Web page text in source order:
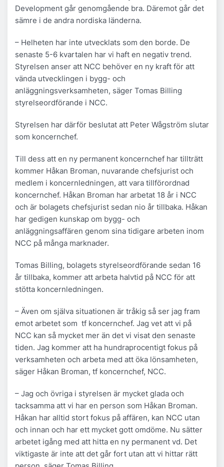
Development går genomgående bra. Däremot går det
sämre i de andra nordiska länderna.
– Helheten har inte utvecklats som den borde. De
senaste 5-6 kvartalen har vi haft en negativ trend.
Styrelsen anser att NCC behöver en ny kraft för att
vända utvecklingen i bygg- och
anläggningsverksamheten, säger Tomas Billing
styrelseordförande i NCC.
Styrelsen har därför beslutat att Peter Wågström slutar
som koncernchef.
Till dess att en ny permanent koncernchef har tillträtt
kommer Håkan Broman, nuvarande chefsjurist och
medlem i koncernledningen, att vara tillförordnad
koncernchef. Håkan Broman har arbetat 18 år i NCC
och är bolagets chefsjurist sedan nio år tillbaka. Håkan
har gedigen kunskap om bygg- och
anläggningsaffären genom sina tidigare arbeten inom
NCC på många marknader.
Tomas Billing, bolagets styrelseordförande sedan 16
år tillbaka, kommer att arbeta halvtid på NCC för att
stötta koncernledningen.
– Även om själva situationen är tråkig så ser jag fram
emot arbetet som tf koncernchef. Jag vet att vi på
NCC kan så mycket mer än det vi visat den senaste
tiden. Jag kommer att ha hundraprocentigt fokus på
verksamheten och arbeta med att öka lönsamheten,
säger Håkan Broman, tf koncernchef, NCC.
– Jag och övriga i styrelsen är mycket glada och
tacksamma att vi har en person som Håkan Broman.
Håkan har alltid stort fokus på affären, kan NCC utan
och innan och har ett mycket gott omdöme. Nu sätter
arbetet igång med att hitta en ny permanent vd. Det
viktigaste är inte att det går fort utan att vi hittar rätt